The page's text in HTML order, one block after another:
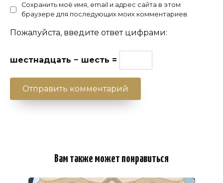
Сохранить моё имя, email и адрес сайта в этом
браузере для последующих моих комментариев.
Пожалуйста, введите ответ цифрами:
шестнадцать − шесть =
Вам также может понравиться